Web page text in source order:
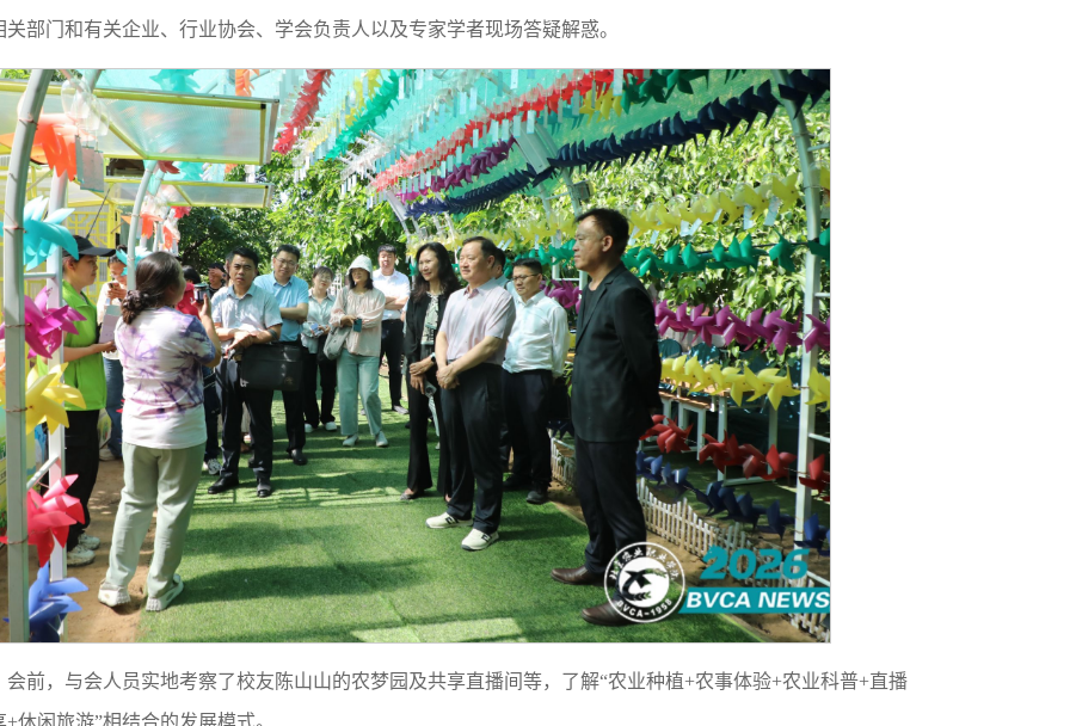
关部门和有关企业、行业协会、学会负责人以及专家学者现场答疑解惑。
会前，与会人员实地考察了校友陈山山的农梦园及共享直播间等，了解“农业种植+农事体验+农业科普+直播
+休闲旅游”相结合的发展模式。